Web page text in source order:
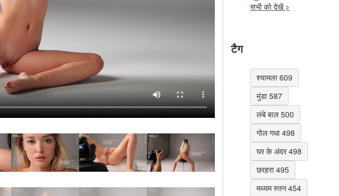
सभी को देखें >
टैग
श्यामला 609
मुंडा 587
लंबे बाल 500
गोल गधा 498
घर के अंदर 498
छरहरा 495
मध्यम स्तन 454